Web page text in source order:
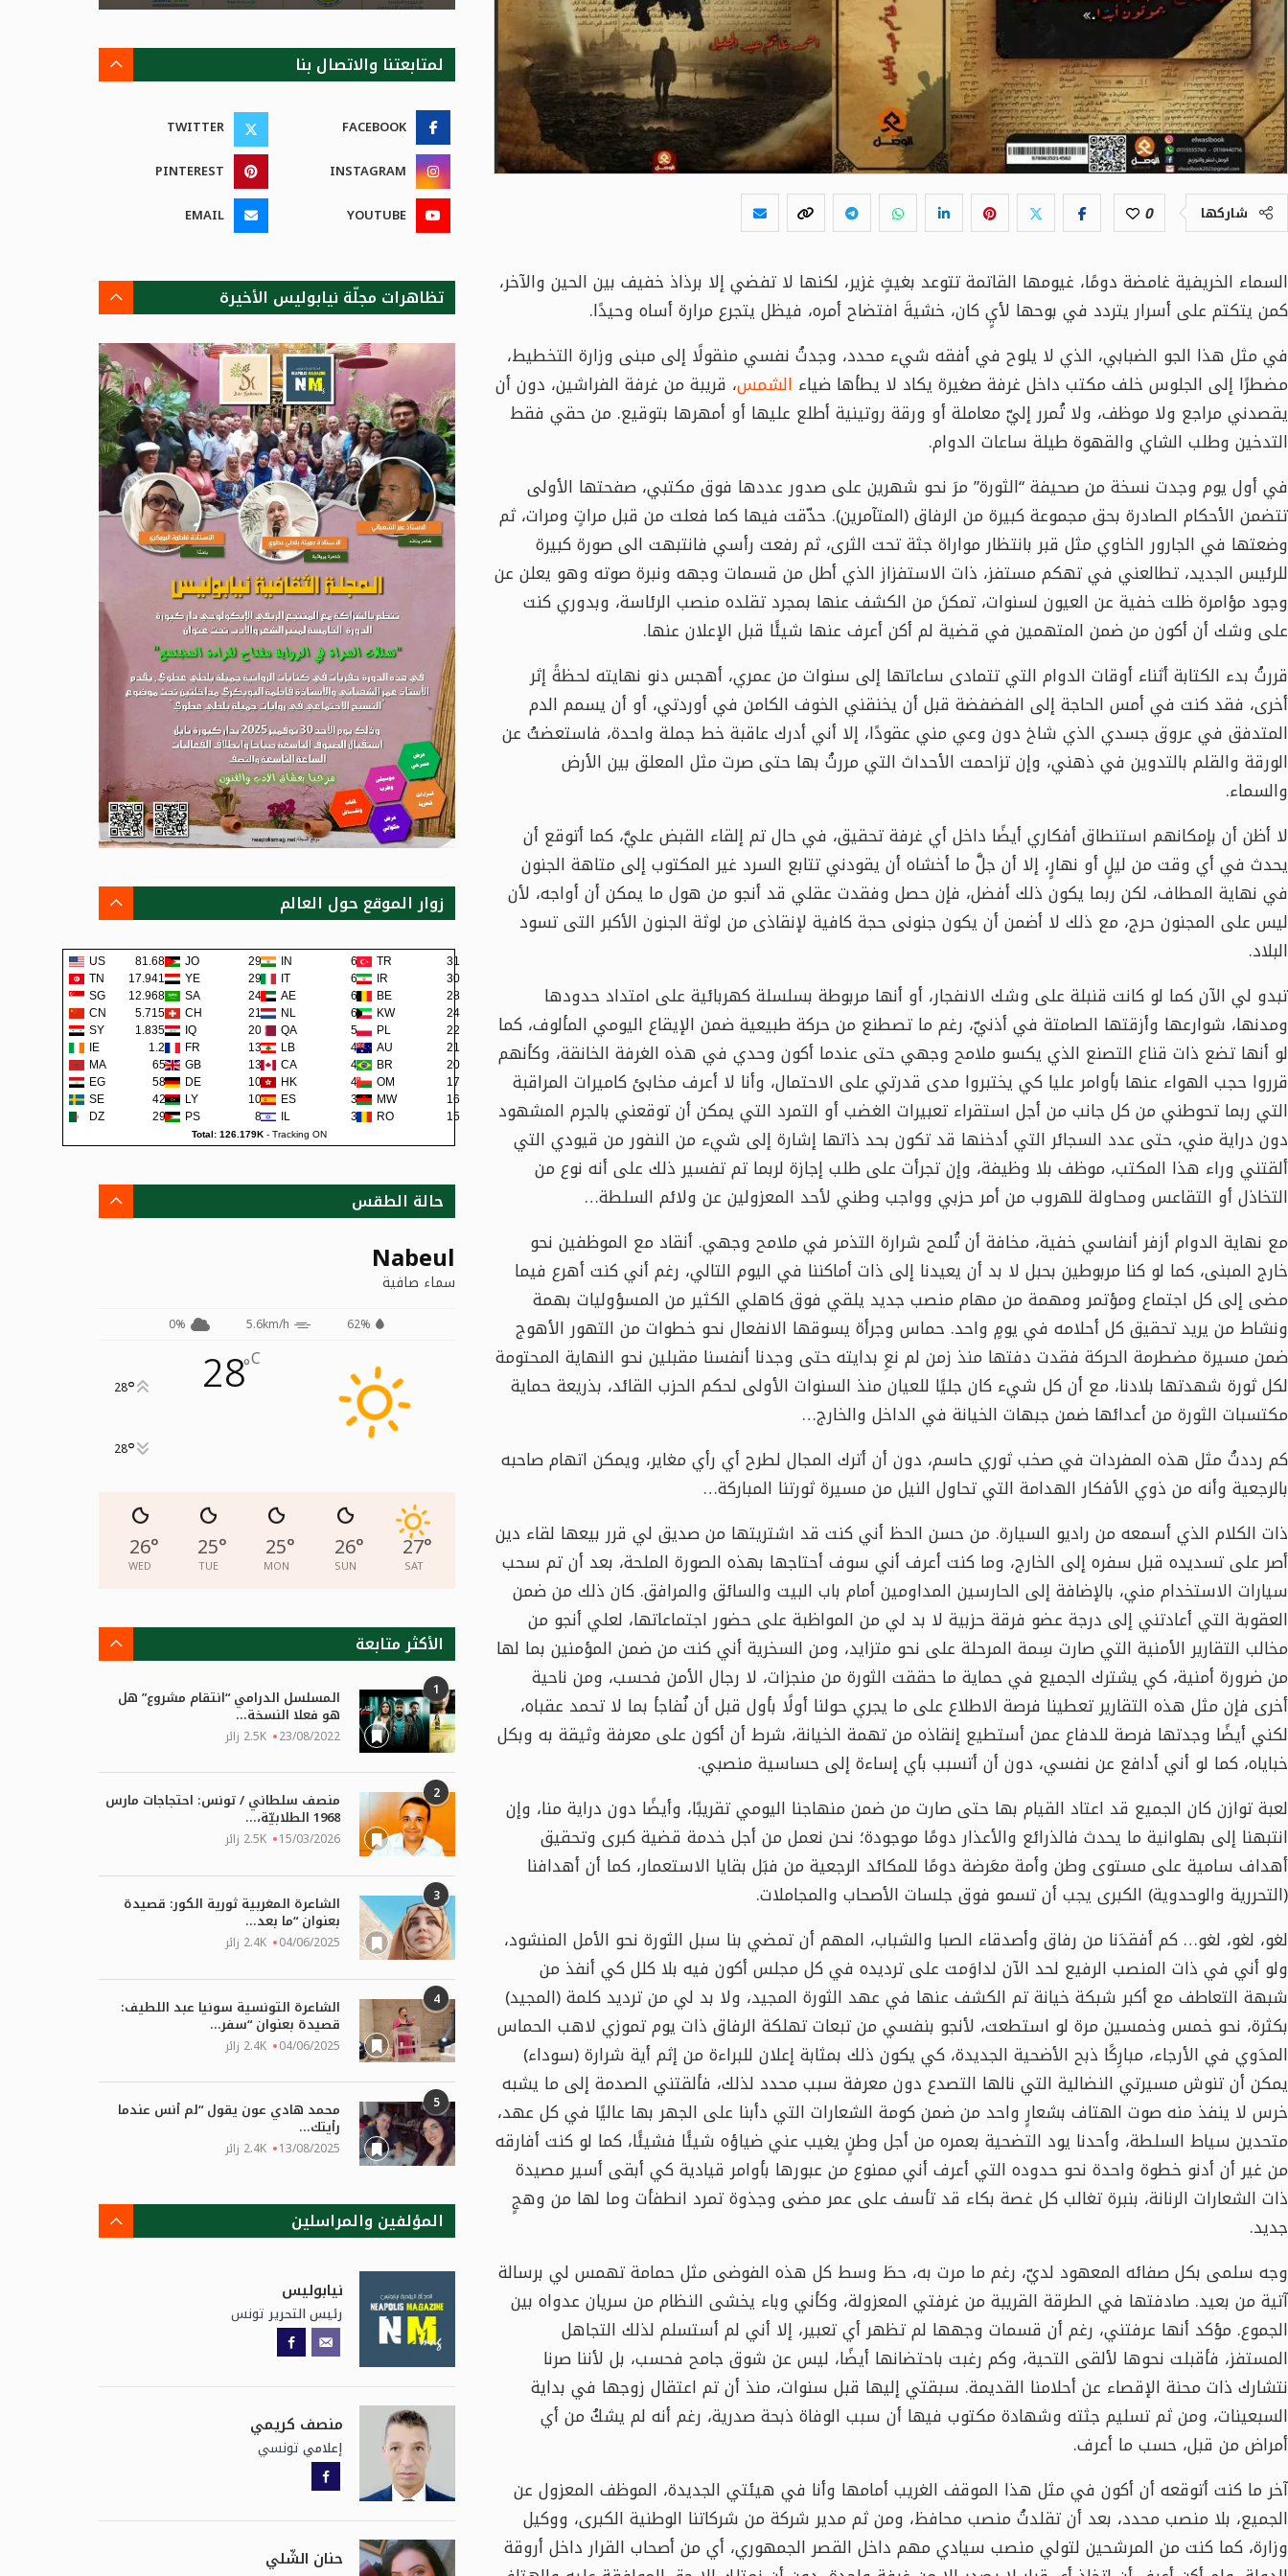
شاركها 0
السماء الخريفية غامضة دومًا، غيومها القاتمة تتوعد بغيثٍ غزير، لكنها لا تفضي إلا برذاذ خفيف بين الحين والآخر،
كمن يتكتم على أسرار يتردد في بوحها لأيٍ كان، خشيةَ افتضاح أمره، فيظل يتجرع مرارة أساه وحيدًا.
في مثل هذا الجو الضبابي، الذي لا يلوح في أفقه شيء محدد، وجدتُ نفسي منقولًا إلى مبنى وزارة التخطيط،
مضطرًا إلى الجلوس خلف مكتب داخل غرفة صغيرة يكاد لا يطأها ضياء الشمس، قريبة من غرفة الفراشين، دون أن
يقصدني مراجع ولا موظف، ولا تُمرر إليّ معاملة أو ورقة روتينية أطلع عليها أو أمهرها بتوقيع. من حقي فقط
التدخين وطلب الشاي والقهوة طيلة ساعات الدوام.
في أول يوم وجدت نسخة من صحيفة “الثورة” مرَ نحو شهرين على صدور عددها فوق مكتبي، صفحتها الأولى
تتضمن الأحكام الصادرة بحق مجموعة كبيرة من الرفاق (المتآمرين). حدّقت فيها كما فعلت من قبل مراتٍ ومرات، ثم
وضعتها في الجارور الخاوي مثل قبر بانتظار مواراة جثة تحت الثرى، ثم رفعت رأسي فانتبهت الى صورة كبيرة
للرئيس الجديد، تطالعني في تهكم مستفز، ذات الاستفزاز الذي أطل من قسمات وجهه ونبرة صوته وهو يعلن عن
وجود مؤامرة ظلت خفية عن العيون لسنوات، تمكنَ من الكشف عنها بمجرد تقلده منصب الرئاسة، وبدوري كنت
على وشك أن أكون من ضمن المتهمين في قضية لم أكن أعرف عنها شيئًا قبل الإعلان عنها.
قررتُ بدء الكتابة أثناء أوقات الدوام التي تتمادى ساعاتها إلى سنوات من عمري، أهجس دنو نهايته لحظةً إثر
أخرى، فقد كنت في أمس الحاجة إلى الفضفضة قبل أن يخنقني الخوف الكامن في أوردتي، أو أن يسمم الدم
المتدفق في عروق جسدي الذي شاخ دون وعي مني عقودًا، إلا أني أدرك عاقبة خط جملة واحدة، فاستعضتُ عن
الورقة والقلم بالتدوين في ذهني، وإن تزاحمت الأحداث التي مررتُ بها حتى صرت مثل المعلق بين الأرض
والسماء.
لا أظن أن بإمكانهم استنطاق أفكاري أيضًا داخل أي غرفة تحقيق، في حال تم إلقاء القبض عليَّ، كما أتوقع أن
يحدث في أي وقت من ليلٍ أو نهارٍ، إلا أن جلَّ ما أخشاه أن يقودني تتابع السرد غير المكتوب إلى متاهة الجنون
في نهاية المطاف، لكن ربما يكون ذلك أفضل، فإن حصل وفقدت عقلي قد أنجو من هول ما يمكن أن أواجه، لأن
ليس على المجنون حرج، مع ذلك لا أضمن أن يكون جنونى حجة كافية لإنقاذى من لوثة الجنون الأكبر التى تسود
البلاد.
تبدو لي الآن كما لو كانت قنبلة على وشك الانفجار، أو أنها مربوطة بسلسلة كهربائية على امتداد حدودها
ومدنها، شوارعها وأزقتها الصامتة في أذنيّ، رغم ما تصطنع من حركة طبيعية ضمن الإيقاع اليومي المألوف، كما
لو أنها تضع ذات قناع التصنع الذي يكسو ملامح وجهي حتى عندما أكون وحدي في هذه الغرفة الخانقة، وكأنهم
قرروا حجب الهواء عنها بأوامر عليا كي يختبروا مدى قدرتي على الاحتمال، وأنا لا أعرف مخابئ كاميرات المراقبة
التي ربما تحوطني من كل جانب من أجل استقراء تعبيرات الغضب أو التمرد التي يمكن أن توقعني بالجرم المشهود
دون دراية مني، حتى عدد السجائر التي أدخنها قد تكون بحد ذاتها إشارة إلى شيء من النفور من قيودي التي
ألقتني وراء هذا المكتب، موظف بلا وظيفة، وإن تجرأت على طلب إجازة لربما تم تفسير ذلك على أنه نوع من
التخاذل أو التقاعس ومحاولة للهروب من أمر حزبي وواجب وطني لأحد المعزولين عن ولائم السلطة…
مع نهاية الدوام أزفر أنفاسي خفية، مخافة أن تُلمح شرارة التذمر في ملامح وجهي. أنقاد مع الموظفين نحو
خارج المبنى، كما لو كنا مربوطين بحبل لا بد أن يعيدنا إلى ذات أماكننا في اليوم التالي، رغم أني كنت أهرع فيما
مضى إلى كل اجتماع ومؤتمر ومهمة من مهام منصب جديد يلقي فوق كاهلي الكثير من المسؤوليات بهمة
ونشاط من يريد تحقيق كل أحلامه في يومٍ واحد. حماس وجرأة يسوقها الانفعال نحو خطوات من التهور الأهوج
ضمن مسيرة مضطرمة الحركة فقدت دفتها منذ زمن لم نعِ بدايته حتى وجدنا أنفسنا مقبلين نحو النهاية المحتومة
لكل ثورة شهدتها بلادنا، مع أن كل شيء كان جليًا للعيان منذ السنوات الأولى لحكم الحزب القائد، بذريعة حماية
مكتسبات الثورة من أعدائها ضمن جبهات الخيانة في الداخل والخارج…
كم رددتُ مثل هذه المفردات في صخب ثوري حاسم، دون أن أترك المجال لطرح أي رأي مغاير، ويمكن اتهام صاحبه
بالرجعية وأنه من ذوي الأفكار الهدامة التي تحاول النيل من مسيرة ثورتنا المباركة…
ذات الكلام الذي أسمعه من راديو السيارة. من حسن الحظ أني كنت قد اشتريتها من صديق لي قرر بيعها لقاء دين
أصر على تسديده قبل سفره إلى الخارج، وما كنت أعرف أني سوف أحتاجها بهذه الصورة الملحة، بعد أن تم سحب
سيارات الاستخدام مني، بالإضافة إلى الحارسين المداومين أمام باب البيت والسائق والمرافق. كان ذلك من ضمن
العقوبة التي أعادتني إلى درجة عضو فرقة حزبية لا بد لي من المواظبة على حضور اجتماعاتها، لعلي أنجو من
مخالب التقارير الأمنية التي صارت سِمة المرحلة على نحو متزايد، ومن السخرية أني كنت من ضمن المؤمنين بما لها
من ضرورة أمنية، كي يشترك الجميع في حماية ما حققت الثورة من منجزات، لا رجال الأمن فحسب، ومن ناحية
أخرى فإن مثل هذه التقارير تعطينا فرصة الاطلاع على ما يجري حولنا أولًا بأول قبل أن نُفاجأ بما لا تحمد عقباه،
لكني أيضًا وجدتها فرصة للدفاع عمن أستطيع إنقاذه من تهمة الخيانة، شرط أن أكون على معرفة وثيقة به وبكل
خباياه، كما لو أني أدافع عن نفسي، دون أن أتسبب بأي إساءة إلى حساسية منصبي.
لعبة توازن كان الجميع قد اعتاد القيام بها حتى صارت من ضمن منهاجنا اليومي تقريبًا، وأيضًا دون دراية منا، وإن
انتبهنا إلى بهلوانية ما يحدث فالذرائع والأعذار دومًا موجودة؛ نحن نعمل من أجل خدمة قضية كبرى وتحقيق
أهداف سامية على مستوى وطن وأمة معَرضة دومًا للمكائد الرجعية من فبَل بقايا الاستعمار، كما أن أهدافنا
(التحررية والوحدوية) الكبرى يجب أن تسمو فوق جلسات الأصحاب والمجاملات.
لغو، لغو، لغو… كم أفقدَنا من رفاق وأصدقاء الصبا والشباب، المهم أن تمضي بنا سبل الثورة نحو الأمل المنشود،
ولو أني في ذات المنصب الرفيع لحد الآن لداوَمت على ترديده في كل مجلس أكون فيه بلا كلل كي أنفذ من
شبهة التعاطف مع أكبر شبكة خيانة تم الكشف عنها في عهد الثورة المجيد، ولا بد لي من ترديد كلمة (المجيد)
بكثرة، نحو خمس وخمسين مرة لو استطعت، لأنجو بنفسي من تبعات تهلكة الرفاق ذات يوم تموزي لاهب الحماس
المدَوي في الأرجاء، مبارِكًا ذبح الأضحية الجديدة، كي يكون ذلك بمثابة إعلان للبراءة من إثم أية شرارة (سوداء)
يمكن أن تنوش مسيرتي النضالية التي نالها التصدع دون معرفة سبب محدد لذلك، فألقتني الصدمة إلى ما يشبه
خرس لا ينفذ منه صوت الهتاف بشعارٍ واحد من ضمن كومة الشعارات التي دأبنا على الجهر بها عاليًا في كل عهد،
متحدين سياط السلطة، وأحدنا يود التضحية بعمره من أجل وطنٍ يغيب عني ضياؤه شيئًا فشيئًا، كما لو كنت أفارقه
من غير أن أدنو خطوة واحدة نحو حدوده التي أعرف أني ممنوع من عبورها بأوامر قيادية كي أبقى أسير مصيدة
ذات الشعارات الرنانة، بنبرة تغالب كل غصة بكاء قد تأسف على عمر مضى وجذوة تمرد انطفأت وما لها من وهجٍ
جديد.
وجه سلمى بكل صفائه المعهود لديّ، رغم ما مرت به، حطَ وسط كل هذه الفوضى مثل حمامة تهمس لي برسالة
آتية من بعيد. صادفتها في الطرقة القريبة من غرفتي المعزولة، وكأني وباء يخشى النظام من سريان عدواه بين
الجموع. مؤكد أنها عرفتني، رغم أن قسمات وجهها لم تظهر أي تعبير، إلا أني لم أستسلم لذلك التجاهل
المستفز، فأقبلت نحوها لألقى التحية، وكم رغبت باحتضانها أيضًا، ليس عن شوق جامح فحسب، بل لأننا صرنا
نتشارك ذات محنة الإقصاء عن أحلامنا القديمة. سبقتي إليها قبل سنوات، منذ أن تم اعتقال زوجها في بداية
السبعينات، ومن ثم تسليم جثته وشهادة مكتوب فيها أن سبب الوفاة ذبحة صدرية، رغم أنه لم يشكُ من أي
أمراض من قبل، حسب ما أعرف.
آخر ما كنت أتوقعه أن أكون في مثل هذا الموقف الغريب أمامها وأنا في هيئتي الجديدة، الموظف المعزول عن
الجميع، بلا منصب محدد، بعد أن تقلدتُ منصب محافظ، ومن ثم مدير شركة من شركاتنا الوطنية الكبرى، ووكيل
وزارة، كما كنت من المرشحين لتولي منصب سيادي مهم داخل القصر الجمهوري، أي من أصحاب القرار داخل أروقة
لمتابعتنا والاتصال بنا
FACEBOOK
TWITTER
INSTAGRAM
PINTEREST
YOUTUBE
EMAIL
تظاهرات مجلّة نيابوليس الأخيرة
زوار الموقع حول العالم
US 81.68K JO 292 IN 68 TR
31
TN
17.941K YE 290 IT 62 IR
30
SG
12.968K SA 242 AE 62 BE
28
CN
5.715K CH 219 NL 60 KW
24
SY
1.835K IQ 200 QA 57 PL
22
IE
1.2K FR 138 LB 48 AU
21
MA
659 GB 133 CA 45 BR
20
EG
581 DE 108 HK 42 OM
17
SE
422 LY 105 ES 38 MW
16
DZ
295 PS 80 IL 36 RO 15
Total: 126.179K- Tracking ON
حالة الطقس
Nabeul
سماء صافية
62%
5.6km/h
0%
28°C
28°
28°
27°
SAT
26°
SUN
25°
MON
25°
TUE
26°
WED
الأكثر متابعة
1 المسلسل الدرامي “انتقام مشروع” هل
هو فعلا النسخة...
23/08/2022 2.5K زائر
2 منصف سلطاني / تونس: احتجاجات مارس
1968 الطلابيّة،...
15/03/2026 2.5K زائر
3 الشاعرة المغربية ثورية الكور: قصيدة
بعنوان “ما بعد...
04/06/2025 2.4K زائر
4 الشاعرة التونسية سونيا عبد اللطيف:
قصيدة بعنوان “سفر...
04/06/2025 2.4K زائر
5 محمد هادي عون يقول “لم أنس عندما
رأيتك...
13/08/2025 2.4K زائر
المؤلفين والمراسلين
نيابوليس
رئيس التحرير تونس
منصف كريمي
إعلامي تونسي
حنان الشّلي